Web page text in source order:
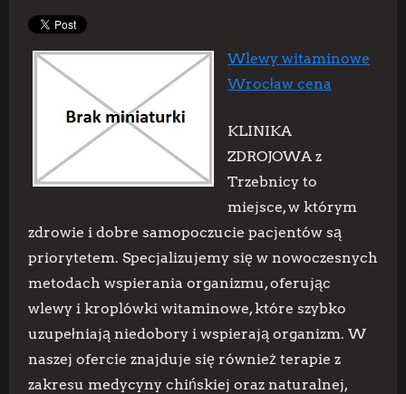
Wlewy witaminowe
Wrocław cena
KLINIKA
ZDROJOWA z
Trzebnicy to
miejsce, w którym
zdrowie i dobre samopoczucie pacjentów są
priorytetem. Specjalizujemy się w nowoczesnych
metodach wspierania organizmu, oferując
wlewy i kroplówki witaminowe, które szybko
uzupełniają niedobory i wspierają organizm. W
naszej ofercie znajduje się również terapie z
zakresu medycyny chińskiej oraz naturalnej,